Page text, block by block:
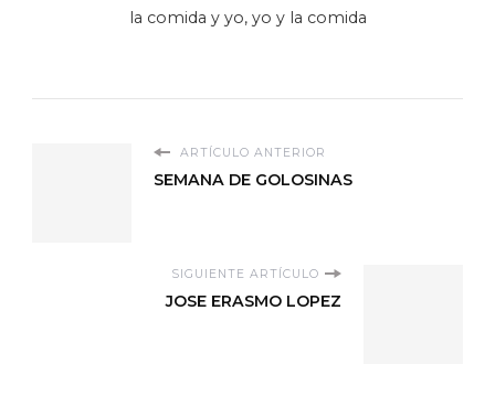
la comida y yo, yo y la comida
ARTÍCULO ANTERIOR
SEMANA DE GOLOSINAS
SIGUIENTE ARTÍCULO
JOSE ERASMO LOPEZ